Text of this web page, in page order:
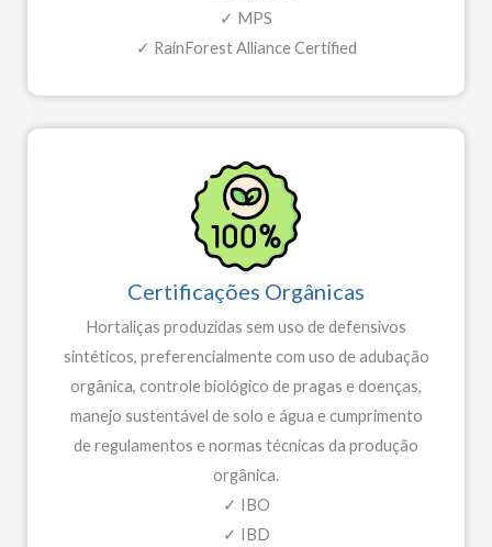
✓ MPS
✓ RainForest Alliance Certified
Certificações Orgânicas​
Hortaliças produzidas sem uso de defensivos
sintéticos, preferencialmente com uso de adubação
orgânica, controle biológico de pragas e doenças,
manejo sustentável de solo e água e cumprimento
de regulamentos e normas técnicas da produção
orgânica.
✓ IBO
✓ IBD